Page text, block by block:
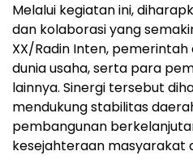
Melalui kegiatan ini,
dan kolaborasi yang
XX/Radin Inten,
dunia usaha, serta para
lainnya. Sinergi tersebut
mendukung stabilitas
pembangunan
kesejahteraan masyarakat